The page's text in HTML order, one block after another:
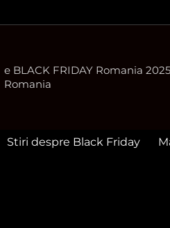
e BLACK FRIDAY Romania
Romania
Stiri despre Black Friday